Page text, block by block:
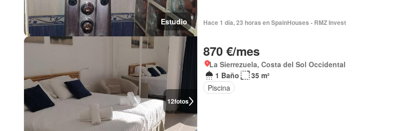
Estudio Hace 1 día, 23 horas en SpainHouses - RMZ Invest
12fotos
870 €/mes
La Sierrezuela, Costa del Sol Occidental
1 Baño
35 m²
Piscina